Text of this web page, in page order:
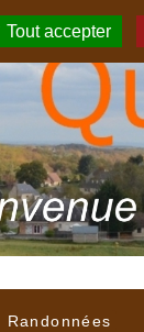
Randonnées
Tout accepter